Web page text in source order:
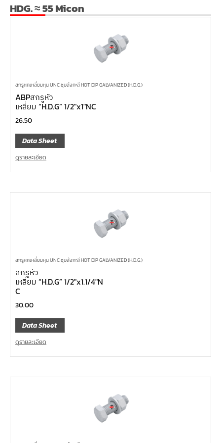
HDG. ≈ 55 Micon
สกรูหกเหลี่ยมหุน UNC ชุบสังกะสี HOT DIP GALVANIZED (H.D.G.)
ABPสกรูหัว
เหลี่ยม “H.D.G” 1/2″x1″NC
26.50
Data Sheet
ดูรายละเอียด
สกรูหกเหลี่ยมหุน UNC ชุบสังกะสี HOT DIP GALVANIZED (H.D.G.)
สกรูหัว
เหลี่ยม “H.D.G” 1/2″x1.1/4″N
C
30.00
Data Sheet
ดูรายละเอียด